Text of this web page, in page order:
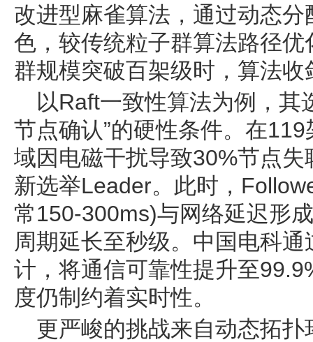
改进型麻雀算法，通过动态分
色，较传统粒子群算法路径
群规模突破百架级时，算法
以Raft一致性算法为例，其
节点确认”的硬性条件。在
域因电磁干扰导致30%节点
新选举Leader。此时，
常150-300ms)与网络延迟形
周期延长至秒级。中国电科
计，将通信可靠性提升至
度仍制约着实时性。
更严峻的挑战来自动态拓